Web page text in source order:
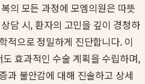
의 모든 과정에 모엠의원은 따뜻
담 시, 환자의 고민을 깊이 경청하
적으로 정밀하게 진단합니다. 이
효과적인 수술 계획을 수립하며,
과 불안감에 대해 진솔하고 상세